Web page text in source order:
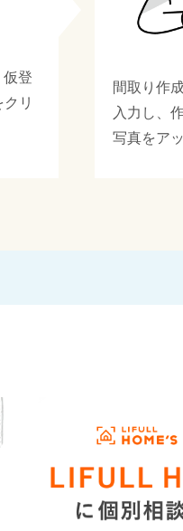
仮登
リ
間取り作
入力し、
写真をア